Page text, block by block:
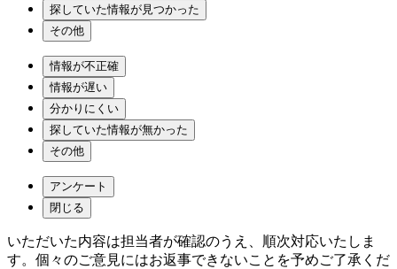
探していた情報が見つかった
その他
情報が不正確
情報が遅い
分かりにくい
探していた情報が無かった
その他
アンケート
閉じる
いただいた内容は担当者が確認のうえ、順次対応いたしま
す。個々のご意見にはお返事できないことを予めご了承くだ